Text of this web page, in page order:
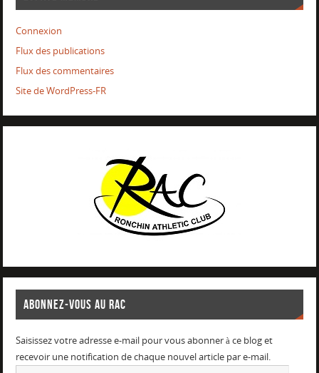
Connexion
Flux des publications
Flux des commentaires
Site de WordPress-FR
ABONNEZ-VOUS AU RAC
Saisissez votre adresse e-mail pour vous abonner à ce blog et
recevoir une notification de chaque nouvel article par e-mail.